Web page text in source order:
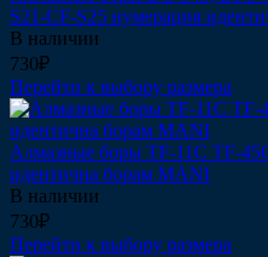
S21-CF-S25 нумерация
В наличии
730₽
Перейти к выбору размера
Алмазные боры TF-11C TF-
идентична борам MANI
В наличии
730₽
Перейти к выбору размера